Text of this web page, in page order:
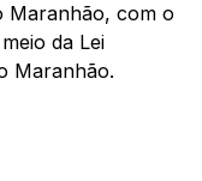
Maranhão, com o
da Lei
Maranhão.